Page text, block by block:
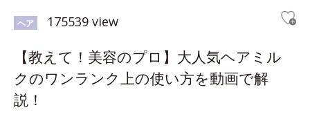
ヘア 175539 view
【教えて！美容のプロ】大人気ヘアミル
クのワンランク上の使い方を動画で解
説！